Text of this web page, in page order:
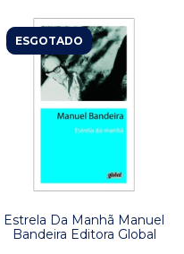
ESGOTADO
Estrela Da Manhã Manuel
Bandeira Editora Global